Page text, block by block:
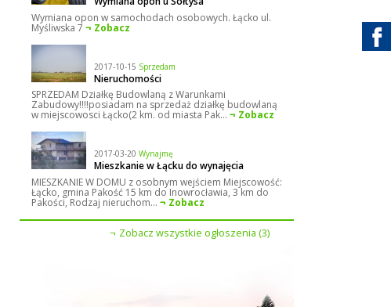
Wymiana opon w samochodach osobowych. Łącko ul.
Myśliwska 7 Zobacz
2017-10-15 Sprzedam
Nieruchomości
SPRZEDAM Działkę Budowlaną z Warunkami
Zabudowy!!!!posiadam na sprzedaż działkę budowlaną
w miejscowosci Łącko(2 km. od miasta Pak... Zobacz
2017-03-20 Wynajmę
Mieszkanie w Łącku do wynajęcia
MIESZKANIE W DOMU z osobnym wejściem Miejscowość:
Łącko, gmina Pakość 15 km do Inowrocławia, 3 km do
Pakości, Rodzaj nieruchom... Zobacz
Zobacz wszystkie ogłoszenia (3)